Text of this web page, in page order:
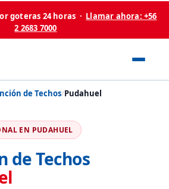
goteras 24 horas · Llamar ahora: +56
2 2683 7000
de Techos/Pudahuel
EN PUDAHUEL
de Techos